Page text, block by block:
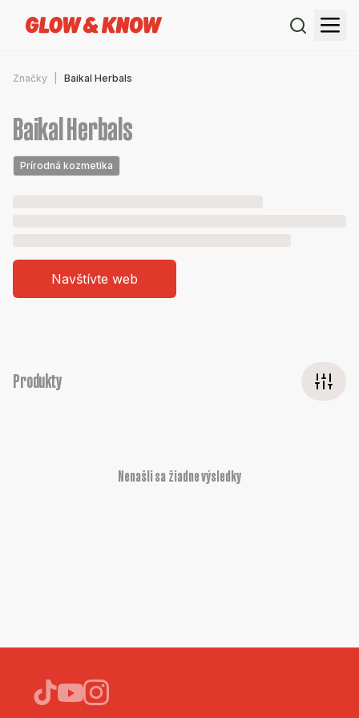
Značky Baikal Herbals
Baikal Herbals
Prírodná kozmetika
Navštívte web
Produkty
Nenašli sa žiadne výsledky